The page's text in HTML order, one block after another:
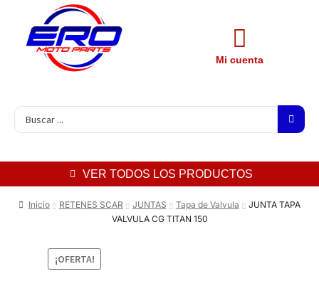
Mi cuenta
VER TODOS LOS PRODUCTOS
Inicio RETENES SCAR JUNTAS Tapa de Valvula
JUNTA TAPA
VALVULA CG TITAN 150
¡OFERTA!